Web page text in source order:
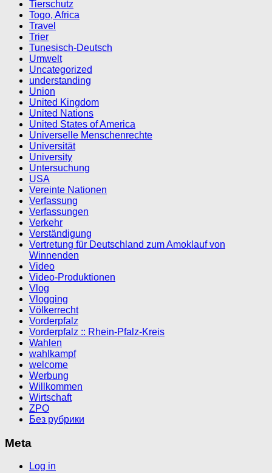
Tierschutz
Togo, Africa
Travel
Trier
Tunesisch-Deutsch
Umwelt
Uncategorized
understanding
Union
United Kingdom
United Nations
United States of America
Universelle Menschenrechte
Universität
University
Untersuchung
USA
Vereinte Nationen
Verfassung
Verfassungen
Verkehr
Verständigung
Vertretung für Deutschland zum Amoklauf von
Winnenden
Video
Video-Produktionen
Vlog
Vlogging
Völkerrecht
Vorderpfalz
Vorderpfalz :: Rhein-Pfalz-Kreis
Wahlen
wahlkampf
welcome
Werbung
Willkommen
Wirtschaft
ZPO
Без рубрики
Meta
Log in